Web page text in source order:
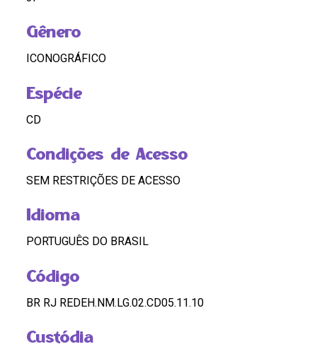
Gênero
ICONOGRÁFICO
Espécie
CD
Condições de Acesso
SEM RESTRIÇÕES DE ACESSO
Idioma
PORTUGUÊS DO BRASIL
Código
BR RJ REDEH.NM.LG.02.CD05.11.10
Custódia